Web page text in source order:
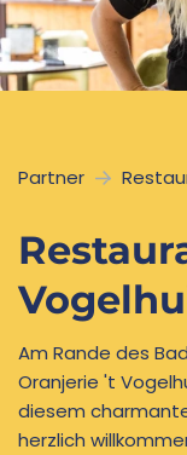
Partner
Am Rande des
Oranjerie 't
diesem
herzlich